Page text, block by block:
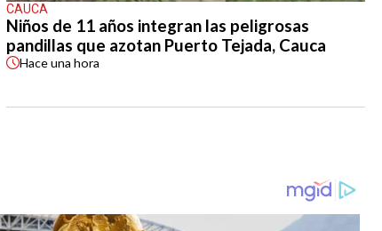
CAUCA
Niños de 11 años integran las peligrosas
pandillas que azotan Puerto Tejada, Cauca
Haceuna hora